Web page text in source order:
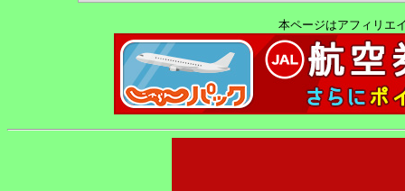
本ページはアフィリエ